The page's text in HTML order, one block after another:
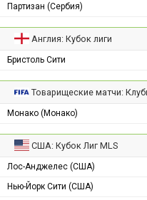
Партизан (Сербия)
Англия: Кубок лиги
Бристоль Сити
Товарищеские матчи:
Монако (Монако)
США: Кубок Лиг MLS
Лос-Анджелес (США)
Нью-Йорк Сити (США)